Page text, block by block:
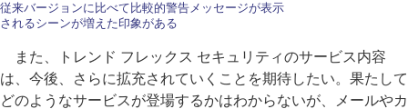
従来バージョンに比べて比較的警告メッセージが表示
されるシーンが増えた印象がある
また、トレンド フレックス セキュリティのサービス内容
は、今後、さらに拡充されていくことを期待したい。果たして
どのようなサービスが登場するかはわからないが、メールやカ